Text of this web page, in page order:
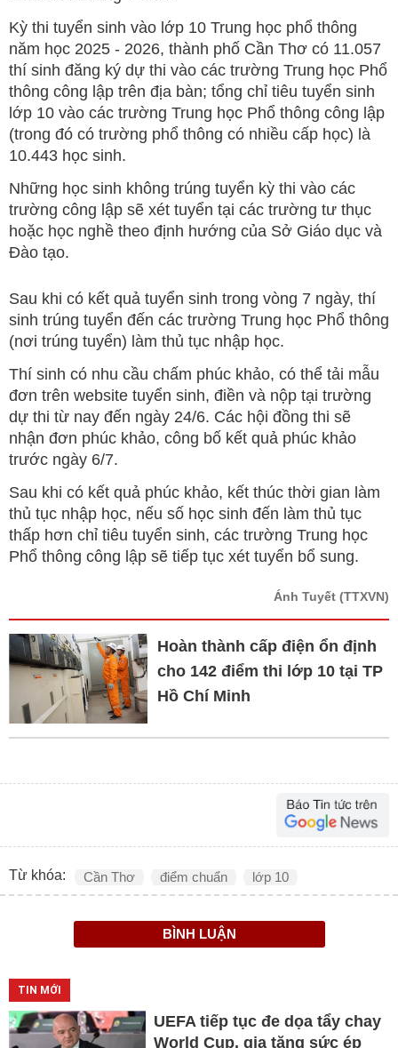
Kỳ thi tuyển sinh vào lớp 10 Trung học phổ thông
năm học 2025 - 2026, thành phố Cần Thơ có 11.057
thí sinh đăng ký dự thi vào các trường Trung học Phổ
thông công lập trên địa bàn; tổng chỉ tiêu tuyển sinh
lớp 10 vào các trường Trung học Phổ thông công lập
(trong đó có trường phổ thông có nhiều cấp học) là
10.443 học sinh.
Những học sinh không trúng tuyển kỳ thi vào các
trường công lập sẽ xét tuyển tại các trường tư thục
hoặc học nghề theo định hướng của Sở Giáo dục và
Đào tạo.
Sau khi có kết quả tuyển sinh trong vòng 7 ngày, thí
sinh trúng tuyển đến các trường Trung học Phổ thông
(nơi trúng tuyển) làm thủ tục nhập học.
Thí sinh có nhu cầu chấm phúc khảo, có thể tải mẫu
đơn trên website tuyển sinh, điền và nộp tại trường
dự thi từ nay đến ngày 24/6. Các hội đồng thi sẽ
nhận đơn phúc khảo, công bố kết quả phúc khảo
trước ngày 6/7.
Sau khi có kết quả phúc khảo, kết thúc thời gian làm
thủ tục nhập học, nếu số học sinh đến làm thủ tục
thấp hơn chỉ tiêu tuyển sinh, các trường Trung học
Phổ thông công lập sẽ tiếp tục xét tuyển bổ sung.
Ánh Tuyết (TTXVN)
Hoàn thành cấp điện ổn định
cho 142 điểm thi lớp 10 tại TP
Hồ Chí Minh
Từ khóa: Cần Thơ điểm chuẩn lớp 10
BÌNH LUẬN
TIN MỚI
UEFA tiếp tục đe dọa tẩy chay
World Cup, gia tăng sức ép